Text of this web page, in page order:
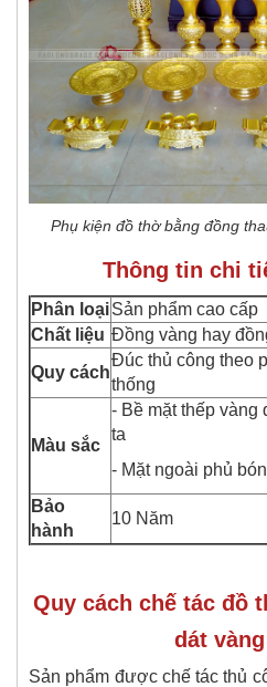
Phụ kiện đồ thờ bằng đồng
Thông tin chi
Phân loạiSản phẩm cao cấp
Chất liệu Đồng vàng hay
Quy cách
Đúc thủ công theo
thống
Màu sắc
- Bề mặt thếp vàng
ta
- Mặt ngoài phủ
Bảo
hành
10 Năm
Quy cách chế tác đồ
dát
Sản phẩm được chế tác thủ